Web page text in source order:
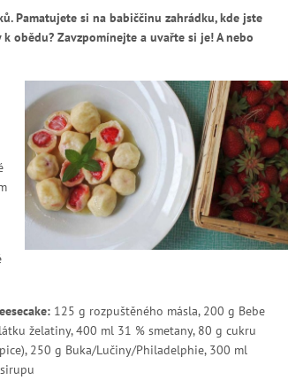
Pamatujete si na babiččinu zahrádku, kde jste
obědu? Zavzpomínejte a uvařte si je! A nebo
125 g rozpuštěného másla, 200 g Bebe
želatiny, 400 ml 31 % smetany, 80 g cukru
250 g Buka/Lučiny/Philadelphie, 300 ml